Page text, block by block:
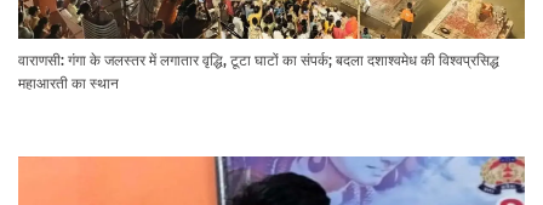
वाराणसी: गंगा के जलस्तर में लगातार वृद्धि, टूटा घाटों का संपर्क; बदला दशाश्वमेध की विश्वप्रसिद्ध
महाआरती का स्थान